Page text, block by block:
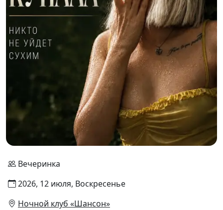
Вечеринка
2026, 12 июля, Воскресенье
Ночной клуб «Шансон»